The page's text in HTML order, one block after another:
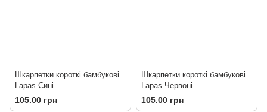
Шкарпетки короткі бамбукові
Lapas Сині
105.00 грн
Шкарпетки короткі бамбукові
Lapas Червоні
105.00 грн